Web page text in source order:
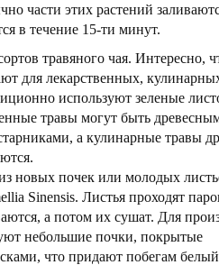
части этих растений
в течение 15-ти минут.
травяного чая. Интересно,
для лекарственных,
используют зеленые
травы могут быть
а кулинарные травы
новых почек или молодых
Sinensis. Листья проходят
а потом их сушат. Для
небольшие почки, покрытые
что придают побегам белый